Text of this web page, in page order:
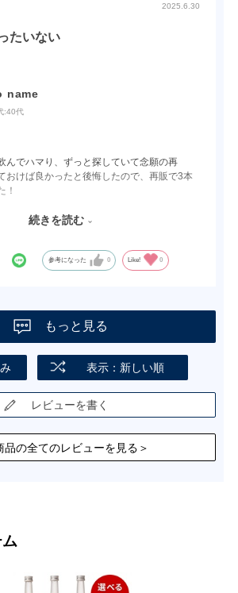
2025.6.30
たいない
name
:40代
んでハマり、ずっと探していて念願の再
おけば良かったと後悔したので、再販で3本
！
続きを読む
参考になった 0 Like! 0
もっと見る
表示：新しい順
レビューを書く
品の全てのレビューを見る＞